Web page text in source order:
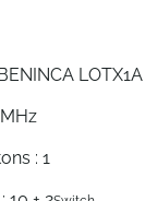
LOTX1A
: 1